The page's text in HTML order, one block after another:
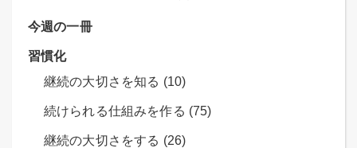
今週の一冊
習慣化
継続の大切さを知る (10)
続けられる仕組みを作る (75)
継続の大切さをする (26)